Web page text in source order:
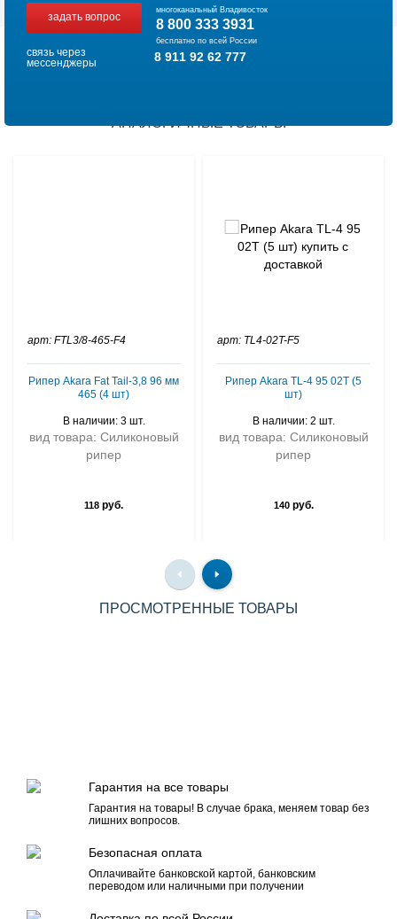
задать вопрос
многоканальный Владивосток
8 800 333 3931
бесплатно по всей России
связь через
мессенджеры
8 911 92 62 777
АНАЛОГИЧНЫЕ ТОВАРЫ
арт: FTL3/8-465-F4
Рипер Akara Fat Tail-3,8 96 мм
465 (4 шт)
В наличии: 3 шт.
вид товара: Силиконовый
рипер
118 руб.
арт: TL4-02T-F5
Рипер Akara TL-4 95 02T (5
шт)
В наличии: 2 шт.
вид товара: Силиконовый
рипер
140руб.
ПРОСМОТРЕННЫЕ ТОВАРЫ
Гарантия на все товары
Гарантия на товары! В случае брака, меняем товар без
лишних вопросов.
Безопасная оплата
Оплачивайте банковской картой, банковским
переводом или наличными при получении